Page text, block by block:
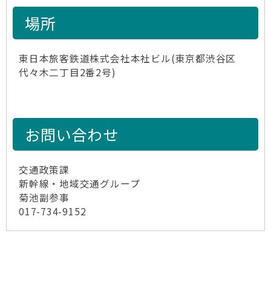
場所
東日本旅客鉄道株式会社本社ビル(東京都渋谷区
代々木二丁目2番2号)
お問い合わせ
交通政策課
新幹線・地域交通グループ
菊池副参事
017-734-9152